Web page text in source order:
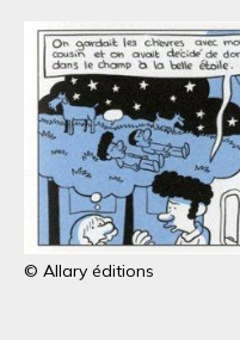
© Allary éditions